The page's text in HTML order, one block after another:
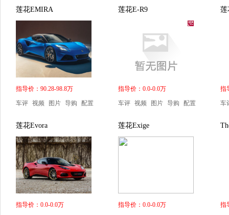
莲花EMIRA
指导价：90.28-98.8万
车评 视频 图片 导购 配置
莲花E-R9
指导价：0.0-0.0万
车评 视频 图片 导购 配置
莲
指
车
莲花Evora
指导价：0.0-0.0万
莲花Exige
指导价：0.0-0.0万
指